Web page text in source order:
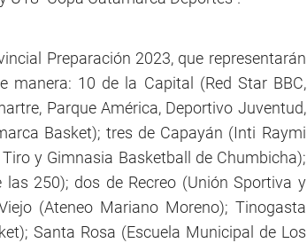
Preparación 2023, que representarán
manera: 10 de la Capital (Red Star BBC,
Parque América, Deportivo Juventud,
Basket); tres de Capayán (Inti Raymi
y Gimnasia Basketball de Chumbicha);
250); dos de Recreo (Unión Sportiva y
(Ateneo Mariano Moreno); Tinogasta
Santa Rosa (Escuela Municipal de Los